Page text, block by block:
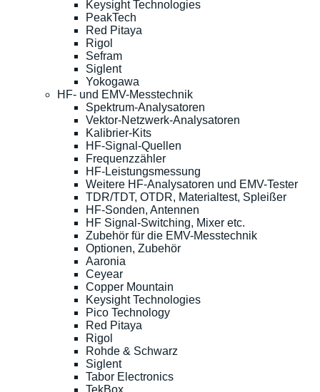
Keysight Technologies
PeakTech
Red Pitaya
Rigol
Sefram
Siglent
Yokogawa
HF- und EMV-Messtechnik
Spektrum-Analysatoren
Vektor-Netzwerk-Analysatoren
Kalibrier-Kits
HF-Signal-Quellen
Frequenzzähler
HF-Leistungsmessung
Weitere HF-Analysatoren und EMV-Tester
TDR/TDT, OTDR, Materialtest, Spleißer
HF-Sonden, Antennen
HF Signal-Switching, Mixer etc.
Zubehör für die EMV-Messtechnik
Optionen, Zubehör
Aaronia
Ceyear
Copper Mountain
Keysight Technologies
Pico Technology
Red Pitaya
Rigol
Rohde & Schwarz
Siglent
Tabor Electronics
TekBox